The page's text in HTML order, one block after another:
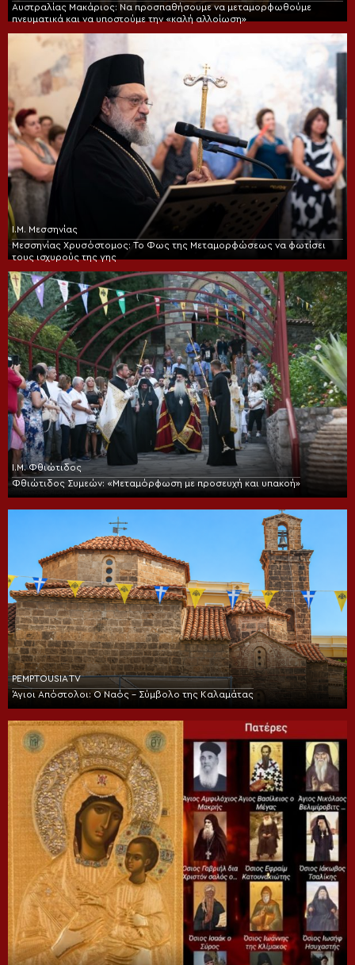
Αυστραλίας Μακάριος: Να προσπαθήσουμε να μεταμορφωθούμε
πνευματικά και να υποστούμε την «καλή αλλοίωση»
Ι.Μ. Μεσσηνίας
Μεσσηνίας Χρυσόστομος: Το Φως της Μεταμορφώσεως να φωτίσει
τους ισχυρούς της γης
Ι.Μ. Φθιώτιδος
Φθιώτιδος Συμεών: «Μεταμόρφωση με προσευχή και υπακοή»
PEMPTOUSIA TV
Άγιοι Απόστολοι: Ο Ναός – Σύμβολο της Καλαμάτας